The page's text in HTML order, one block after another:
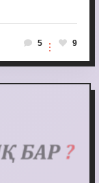
5 9